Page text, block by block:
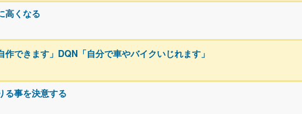
高くなる
作できます」DQN「自分で車やバイクいじれます」
る事を決意する